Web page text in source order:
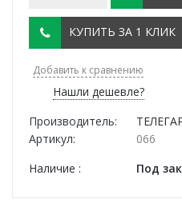
КУПИТЬ ЗА 1 КЛИК
Добавить к сравнению
Нашли дешевле?
Производитель:
Артикул:
066
Наличие :
Под